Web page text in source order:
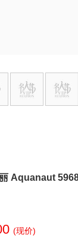
Aquanaut
(现价)